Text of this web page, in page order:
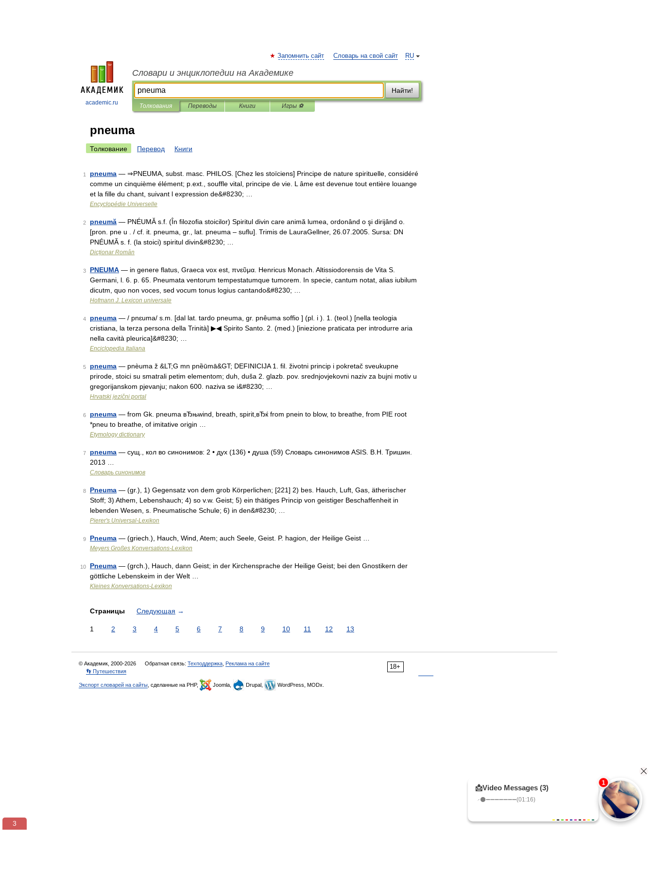
academic.ru
RU
Запомнить сайт Словарь на свой сайт
Словари и энциклопедии на Академике
Найти!
Толкования Переводы Книги Игры ⚽
pneuma
Толкование Перевод Книги
1 pneuma — ⇒PNEUMA, subst. masc. PHILOS. [Chez les stoïciens] Principe de nature spirituelle, considéré
comme un cinquième élément; p.ext., souffle vital, principe de vie. L âme est devenue tout entière louange
et la fille du chant, suivant l expression de&#8230; …
Encyclopédie Universelle
2 pneumă — PNÉUMĂ s.f. (În filozofia stoicilor) Spiritul divin care animă lumea, ordonând o şi dirijând o.
[pron. pne u . / cf. it. pneuma, gr., lat. pneuma – suflu]. Trimis de LauraGellner, 26.07.2005. Sursa: DN
PNÉUMĂ s. f. (la stoici) spiritul divin&#8230; …
Dicționar Român
3 PNEUMA — in genere flatus, Graeca vox est, πνεῦμα. Henricus Monach. Altissiodorensis de Vita S.
Germani, l. 6. p. 65. Pneumata ventorum tempestatumque tumorem. In specie, cantum notat, alias iubilum
dicutm, quo non voces, sed vocum tonus logius cantando&#8230; …
Hofmann J. Lexicon universale
4 pneuma — / pnɛuma/ s.m. [dal lat. tardo pneuma, gr. pnêuma soffio ] (pl. i ). 1. (teol.) [nella teologia
cristiana, la terza persona della Trinità] ▶◀ Spirito Santo. 2. (med.) [iniezione praticata per introdurre aria
nella cavità pleurica]&#8230; …
Enciclopedia Italiana
5 pneuma — pnèuma ž &LT;G mn pnȅūmā&GT; DEFINICIJA 1. fil. životni princip i pokretač sveukupne
prirode, stoici su smatrali petim elementom; duh, duša 2. glazb. pov. srednjovjekovni naziv za bujni motiv u
gregorijanskom pjevanju; nakon 600. naziva se i&#8230; …
Hrvatski jezični portal
6 pneuma — from Gk. pneuma вЂњwind, breath, spirit,вЂќ from pnein to blow, to breathe, from PIE root
*pneu to breathe, of imitative origin …
Etymology dictionary
7 pneuma — сущ., кол во синонимов: 2 • дух (136) • душа (59) Словарь синонимов ASIS. В.Н. Тришин.
2013 …
Словарь синонимов
8 Pneuma — (gr.), 1) Gegensatz von dem grob Körperlichen; [221] 2) bes. Hauch, Luft, Gas, ätherischer
Stoff; 3) Athem, Lebenshauch; 4) so v.w. Geist; 5) ein thätiges Princip von geistiger Beschaffenheit in
lebenden Wesen, s. Pneumatische Schule; 6) in den&#8230; …
Pierer's Universal-Lexikon
9 Pneuma — (griech.), Hauch, Wind, Atem; auch Seele, Geist. P. hagion, der Heilige Geist …
Meyers Großes Konversations-Lexikon
10 Pneuma — (grch.), Hauch, dann Geist; in der Kirchensprache der Heilige Geist; bei den Gnostikern der
göttliche Lebenskeim in der Welt …
Kleines Konversations-Lexikon
Страницы Следующая →
1 2 3 4 5 6 7 8 9 10 11 12 13
18+
© Академик, 2000-2026 Обратная связь: Техподдержка Реклама на сайте
👣 Путешествия
Экспорт словарей на сайты , сделанные на PHP, Joomla, Drupal, WordPress, MODx.
3